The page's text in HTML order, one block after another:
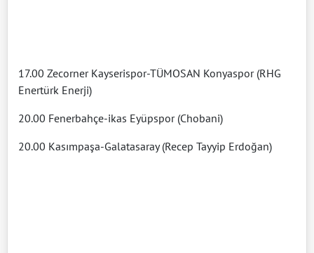
17.00 Zecorner Kayserispor-TÜMOSAN Konyaspor (RHG
Enertürk Enerji)
20.00 Fenerbahçe-ikas Eyüpspor (Chobani)
20.00 Kasımpaşa-Galatasaray (Recep Tayyip Erdoğan)